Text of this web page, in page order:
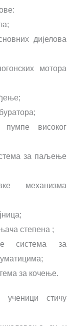
дијелова
мотора
високог
за паљење
механизма
степена ;
система за
за кочење.
ученици стичу